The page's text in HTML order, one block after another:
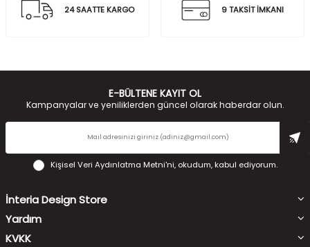
24 SAATTE KARGO 9 TAKSİT İMKANI
E-BÜLTENE KAYIT OL
Kampanyalar ve yeniliklerden güncel olarak haberdar olun.
Kişisel Veri Aydınlatma Metni'ni, okudum, kabul ediyorum.
İnteria Design Store
Yardım
KVKK